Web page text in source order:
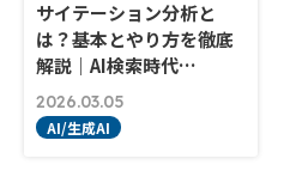
サイテーション分析と
は？基本とやり方を徹底
解説｜AI検索時代…
2026.03.05
AI/生成AI